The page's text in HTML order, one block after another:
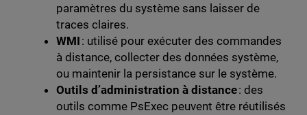
paramètres du système sans laisser de
traces claires.
WMI : utilisé pour exécuter des commandes
à distance, collecter des données système,
ou maintenir la persistance sur le système.
Outils d’administration à distance: des
outils comme PsExec peuvent être réutilisés